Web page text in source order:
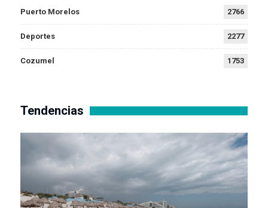
Puerto Morelos 2766
Deportes 2277
Cozumel 1753
Tendencias